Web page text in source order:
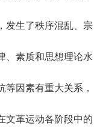
发生了秩序混乱、宗
、素质和思想理论水
因素有重大关系，
文革运动各阶段中的